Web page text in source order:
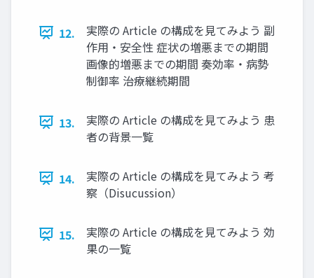
12.
実際の Article の構成を見てみよう 副
作用・安全性 症状の増悪までの期間
画像的増悪までの期間 奏効率・病勢
制御率 治療継続期間
13.
実際の Article の構成を見てみよう 患
者の背景一覧
14.
実際の Article の構成を見てみよう 考
察（Disucussion）
15.
実際の Article の構成を見てみよう 効
果の一覧